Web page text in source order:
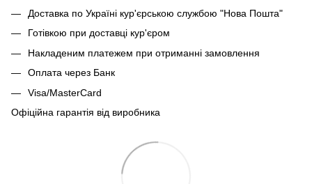
Доставка по Україні кур'єрською службою "Нова Пошта"
Готівкою при доставці кур'єром
Накладеним платежем при отриманні замовлення
Оплата через Банк
Visa/MasterCard
Офіційна гарантія від виробника